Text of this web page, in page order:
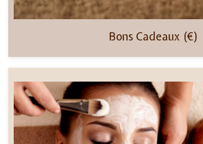
Bons Cadeaux (€)